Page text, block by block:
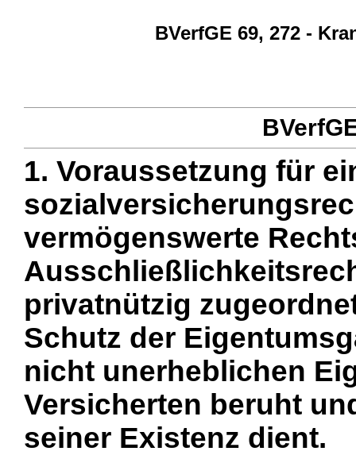
BVerfGE 69, 272 -
1. Voraussetzung für
vermögenswerte
privatnützig
Schutz der
nicht unerheblichen
Versicherten beruht
seiner Existenz dient.